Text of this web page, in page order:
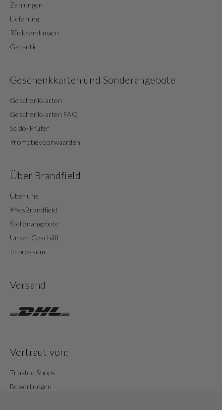
Zahlungen
Lieferung
Rücksendungen
Garantie
Geschenkkarten und Sonderangebote
Geschenkkarten
Geschenkkarten FAQ
Saldo-Prüfer
Promotievoorwaarden
Über Brandfield
Über uns
#YesBrandfield
Stellenangebote
Unser Geschäft
Impressum
Versand
Vertraut von:
Trusted Shops
Bewertungen